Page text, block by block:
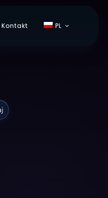
Kontakt PL